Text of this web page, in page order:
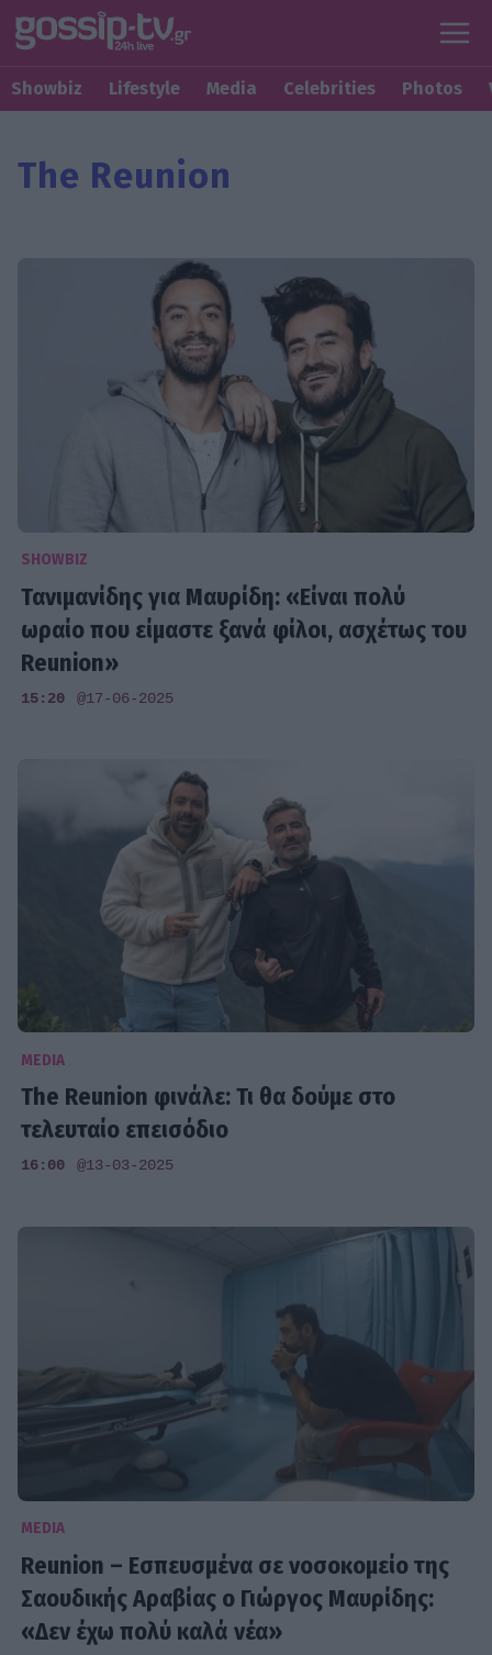
Showbiz Lifestyle Media Celebrities Photos
The Reunion
SHOWBIZ
Τανιμανίδης για Μαυρίδη: «Είναι πολύ
ωραίο που είμαστε ξανά φίλοι, ασχέτως του
Reunion»
15:20 @17-06-2025
MEDIA
The Reunion φινάλε: Τι θα δούμε στο
τελευταίο επεισόδιο
16:00 @13-03-2025
MEDIA
Reunion – Εσπευσμένα σε νοσοκομείο της
Σαουδικής Αραβίας ο Γιώργος Μαυρίδης:
«Δεν έχω πολύ καλά νέα»